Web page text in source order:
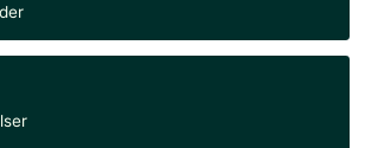
12:00
Schießwettbewerb